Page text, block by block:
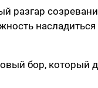
разгар
насладиться
бор, который